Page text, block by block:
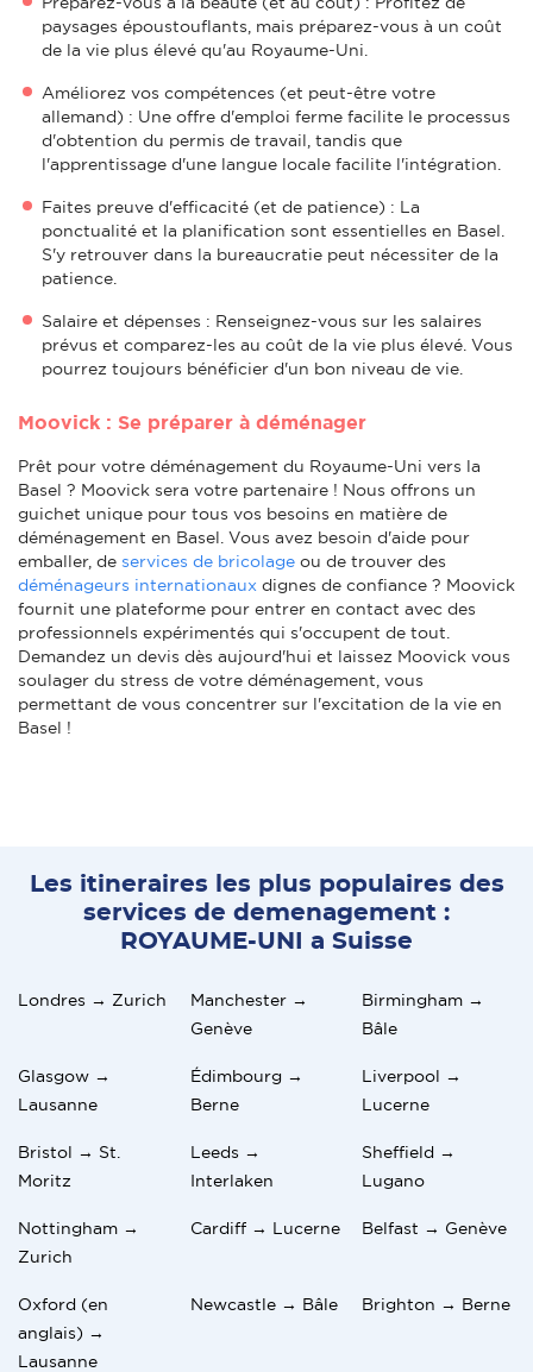
paysages époustouflants, mais préparez-vous à un coût
de la vie plus élevé qu'au Royaume-Uni.
Améliorez vos compétences (et peut-être votre
allemand) : Une offre d'emploi ferme facilite le processus
d'obtention du permis de travail, tandis que
l'apprentissage d'une langue locale facilite l'intégration.
Faites preuve d'efficacité (et de patience) : La
ponctualité et la planification sont essentielles en Basel.
S'y retrouver dans la bureaucratie peut nécessiter de la
patience.
Salaire et dépenses : Renseignez-vous sur les salaires
prévus et comparez-les au coût de la vie plus élevé. Vous
pourrez toujours bénéficier d'un bon niveau de vie.
Moovick : Se préparer à déménager
Prêt pour votre déménagement du Royaume-Uni vers la
Basel ? Moovick sera votre partenaire ! Nous offrons un
guichet unique pour tous vos besoins en matière de
déménagement en Basel. Vous avez besoin d'aide pour
emballer, de services de bricolage ou de trouver des
déménageurs internationaux dignes de confiance ? Moovick
fournit une plateforme pour entrer en contact avec des
professionnels expérimentés qui s'occupent de tout.
Demandez un devis dès aujourd'hui et laissez Moovick vous
soulager du stress de votre déménagement, vous
permettant de vous concentrer sur l'excitation de la vie en
Basel !
Les itineraires les plus populaires des
services de demenagement :
ROYAUME-UNI a Suisse
Londres → Zurich
Manchester →
Genève
Birmingham →
Bâle
Glasgow →
Lausanne
Édimbourg →
Berne
Liverpool →
Lucerne
Bristol → St.
Moritz
Leeds →
Interlaken
Sheffield →
Lugano
Nottingham →
Zurich
Cardiff → Lucerne Belfast → Genève
Oxford (en
anglais) →
Lausanne
Newcastle → Bâle Brighton → Berne